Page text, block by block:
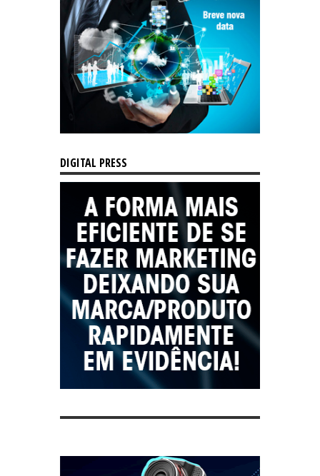
DIGITAL PRESS